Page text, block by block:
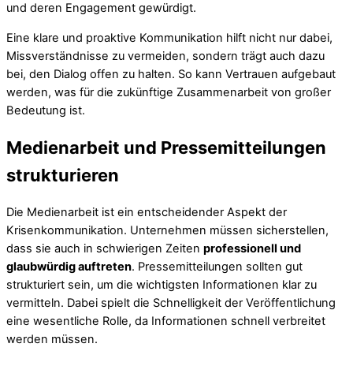
und deren Engagement gewürdigt.
Eine klare und proaktive Kommunikation hilft nicht nur dabei,
Missverständnisse zu vermeiden, sondern trägt auch dazu
bei, den Dialog offen zu halten. So kann Vertrauen aufgebaut
werden, was für die zukünftige Zusammenarbeit von großer
Bedeutung ist.
Medienarbeit und Pressemitteilungen
strukturieren
Die Medienarbeit ist ein entscheidender Aspekt der
Krisenkommunikation. Unternehmen müssen sicherstellen,
dass sie auch in schwierigen Zeiten professionell und
glaubwürdig auftreten. Pressemitteilungen sollten gut
strukturiert sein, um die wichtigsten Informationen klar zu
vermitteln. Dabei spielt die Schnelligkeit der Veröffentlichung
eine wesentliche Rolle, da Informationen schnell verbreitet
werden müssen.